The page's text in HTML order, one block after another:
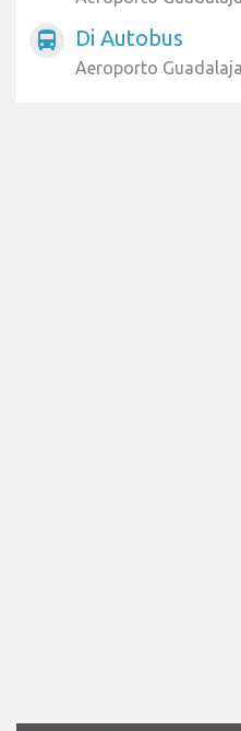
directions_bus Di Autobus
Aeroporto